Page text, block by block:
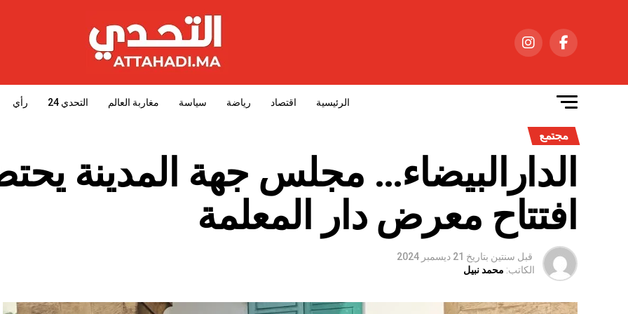
الرئيسية اقتصاد رياضة سياسة مغاربة العالم التحدي 24 رأي
مجتمع
الدارالبيضاء… مجلس جهة المدينة
افتتاح معرض دار المعلمة
قبل سنتين بتاريخ 21 ديسمبر 2024
الكاتب: محمد نبيل